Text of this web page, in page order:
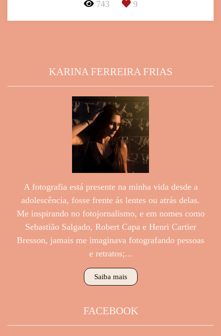
743 9
KARINA FERREIRA FRIAS
A fotografia está presente na minha vida desde a
adolescência, fosse frente ás lentes ou atrás delas.
Me inspirando no fotojornalismo, e em nomes como
Sebastião Salgado, Robert Capa e Henri Cartier
Bresson, jamais me imaginava fotografando pessoas
e retratos;...
Saiba mais
FACEBOOK